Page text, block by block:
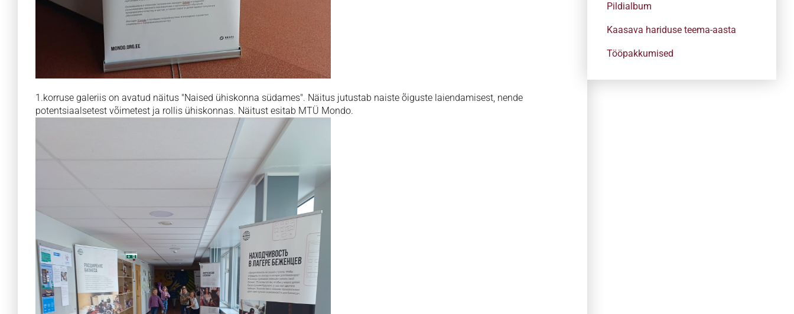
1.korruse galeriis on avatud näitus "Naised ühiskonna südames". Näitus jutustab naiste õiguste laiendamisest, nende
potentsiaalsetest võimetest ja rollis ühiskonnas. Näitust esitab MTÜ Mondo.
Pildialbum
Kaasava hariduse teema-aasta
Tööpakkumised